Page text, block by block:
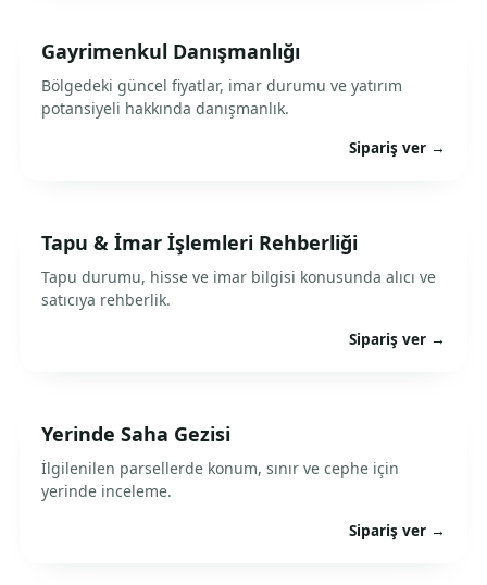
Gayrimenkul Danışmanlığı
Bölgedeki güncel fiyatlar, imar durumu ve yatırım
potansiyeli hakkında danışmanlık.
Sipariş ver →
Tapu & İmar İşlemleri Rehberliği
Tapu durumu, hisse ve imar bilgisi konusunda alıcı ve
satıcıya rehberlik.
Sipariş ver →
Yerinde Saha Gezisi
İlgilenilen parsellerde konum, sınır ve cephe için
yerinde inceleme.
Sipariş ver →